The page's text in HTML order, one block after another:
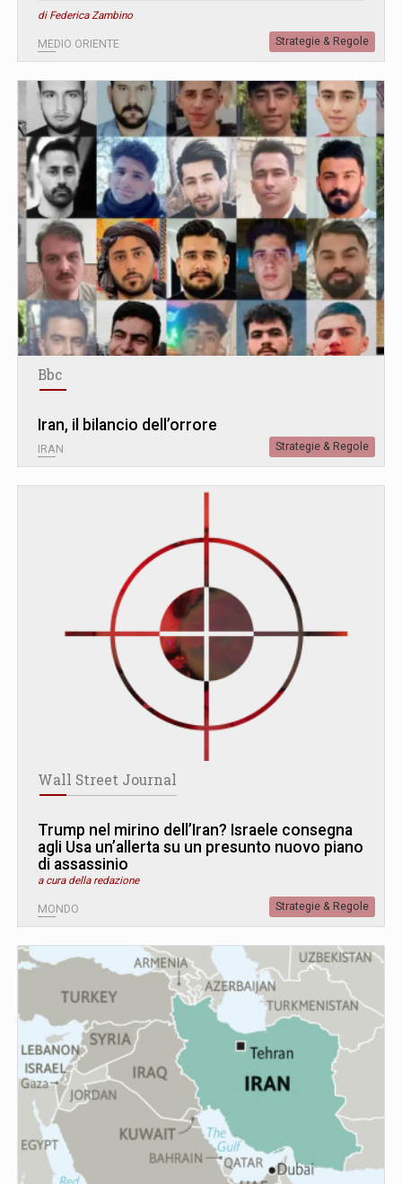
di Federica Zambino
MEDIO ORIENTE Strategie & Regole
Bbc
Iran, il bilancio dell’orrore
IRAN Strategie & Regole
Wall Street Journal
Trump nel mirino dell’Iran? Israele consegna
agli Usa un’allerta su un presunto nuovo piano
di assassinio
a cura della redazione
MONDO Strategie & Regole